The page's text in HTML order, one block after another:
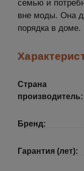
семью и
вне моды. Она
порядка в доме.
Страна
производитель:
Бренд:
Гарантия (лет):